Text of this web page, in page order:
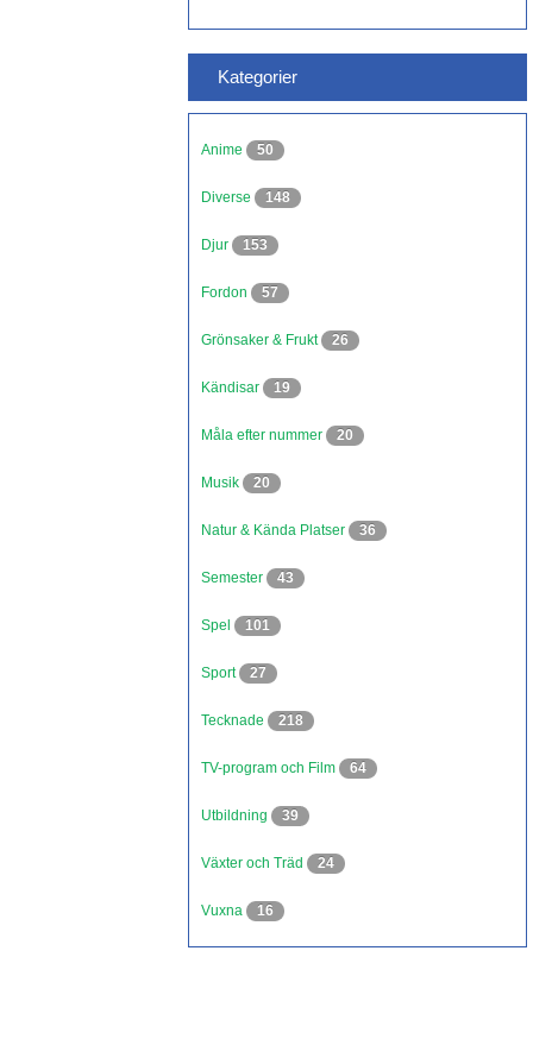
Kategorier
Anime 50
Diverse 148
Djur 153
Fordon 57
Grönsaker & Frukt 26
Kändisar 19
Måla efter nummer 20
Musik 20
Natur & Kända Platser 36
Semester 43
Spel 101
Sport 27
Tecknade 218
TV-program och Film 64
Utbildning 39
Växter och Träd 24
Vuxna 16